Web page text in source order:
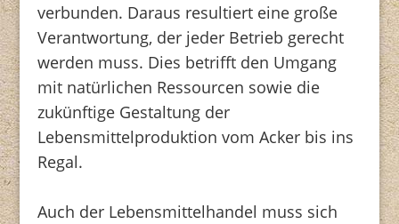
verbunden. Daraus resultiert eine große
Verantwortung, der jeder Betrieb gerecht
werden muss. Dies betrifft den Umgang
mit natürlichen Ressourcen sowie die
zukünftige Gestaltung der
Lebensmittelproduktion vom Acker bis ins
Regal.
Auch der Lebensmittelhandel muss sich